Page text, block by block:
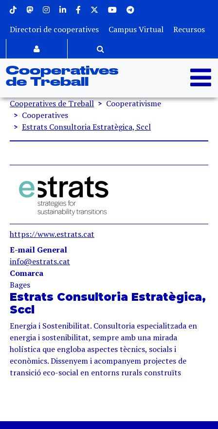
Vés al contingut
Menu superior
Directori de cooperatives Campus Virtual Recursos
Cooperatives
de Treball
Fil d'ariadna
Cooperatives de Treball
Cooperativisme
Cooperatives
Estrats Consultoria Estratègica, Sccl
https://www.estrats.cat
E-mail General
info@estrats.cat
Comarca
Bages
Estrats Consultoria Estratègica,
Sccl
Energia i Sostenibilitat. Consultoria especialitzada en
energia i sostenibilitat, sempre amb una mirada
holística que engloba aspectes tècnics, socials i
econòmics. Dissenyem i acompanyem projectes de
transició eco-social en entorns rurals construïts